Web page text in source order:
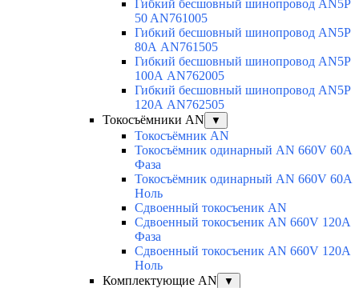
Гибкий бесшовный шинопровод AN5P
50 AN761005
Гибкий бесшовный шинопровод AN5P
80А AN761505
Гибкий бесшовный шинопровод AN5P
100А AN762005
Гибкий бесшовный шинопровод AN5P
120А AN762505
Токосъёмники AN
▼
Токосъёмник AN
Токосъёмник одинарный AN 660V 60A
Фаза
Токосъёмник одинарный AN 660V 60A
Ноль
Сдвоенный токосъеник AN
Сдвоенный токосъеник AN 660V 120A
Фаза
Сдвоенный токосъеник AN 660V 120A
Ноль
Комплектующие AN
▼